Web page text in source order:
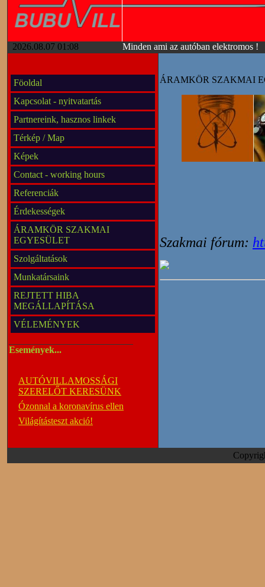
Minden ami az autóban elektromos !
2026.08.07 01:08
Föoldal
Kapcsolat - nyitvatartás
Partnereink, hasznos linkek
Térkép / Map
Képek
Contact - working hours
Referenciák
Érdekességek
ÁRAMKÖR SZAKMAI
EGYESÜLET
Szolgáltatások
Munkatársaink
REJTETT HIBA
MEGÁLLAPÍTÁSA
VÉLEMÉNYEK
Események...
AUTÓVILLAMOSSÁGI
SZERELŐT KERESÜNK
Ózonnal a koronavírus ellen
Világításteszt akció!
ÁRAMKÖR SZAKMAI
Szakmai fórum: